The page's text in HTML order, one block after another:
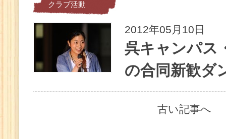
クラブ活動
2012年05月10日
呉キャンパス
の合同新歓ダ
古い記事へ